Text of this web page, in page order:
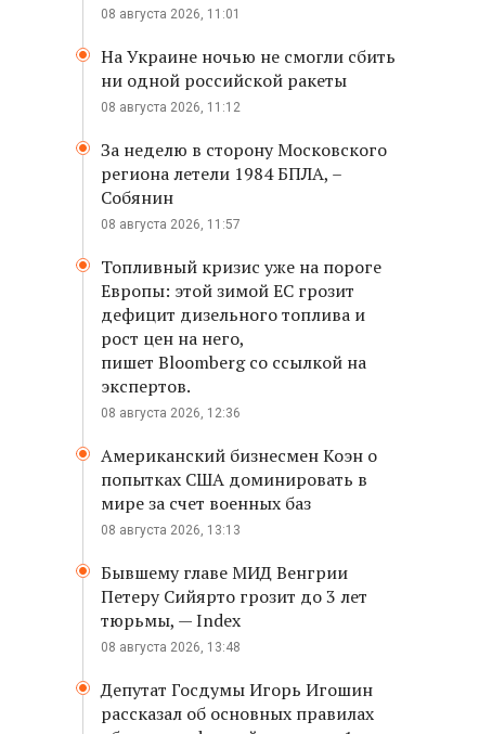
08 августа 2026, 11:01
На Украине ночью не смогли сбить
ни одной российской ракеты
08 августа 2026, 11:12
За неделю в сторону Московского
региона летели 1984 БПЛА, –
Собянин
08 августа 2026, 11:57
Топливный кризис уже на пороге
Европы: этой зимой ЕС грозит
дефицит дизельного топлива и
рост цен на него,
пишет Bloomberg со ссылкой на
экспертов.
08 августа 2026, 12:36
Американский бизнесмен Коэн о
попытках США доминировать в
мире за счет военных баз
08 августа 2026, 13:13
Бывшему главе МИД Венгрии
Петеру Сийярто грозит до 3 лет
тюрьмы, — Index
08 августа 2026, 13:48
Депутат Госдумы Игорь Игошин
рассказал об основных правилах